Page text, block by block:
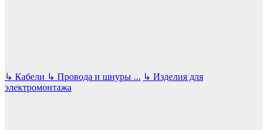
↳ Кабели ↳ Провода и шнуры ... ↳ Изделия для
электромонтажа